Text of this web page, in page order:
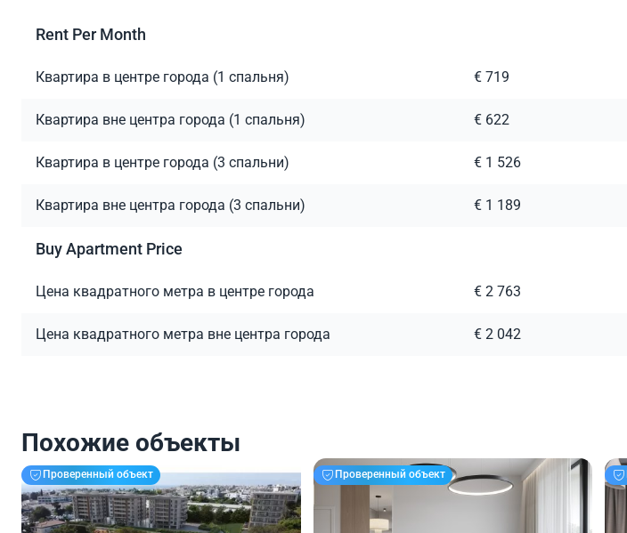
Rent Per Month
Квартира в центре города (1 спальня) € 719
Квартира вне центра города (1 спальня) € 622
Квартира в центре города (3 спальни) € 1 526
Квартира вне центра города (3 спальни) € 1 189
Buy Apartment Price
Цена квадратного метра в центре города € 2 763
Цена квадратного метра вне центра города € 2 042
Похожие объекты
Проверенный объект Проверенный объект